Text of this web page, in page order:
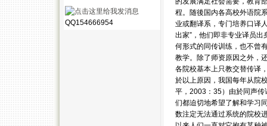
QQ154666954
程。随後国内各高校外语院
业或翻译系，专门培养口译
出家”，他们即非专业译员
何形式的同传训练，也不曾
教学。除了师资原因之外，
各院校基本上只教交替传译
於以上原因，我国每年从院
平，2003：35）由於同声传
们都迫切地希望了解和学习
数注定无法通过系统的院校